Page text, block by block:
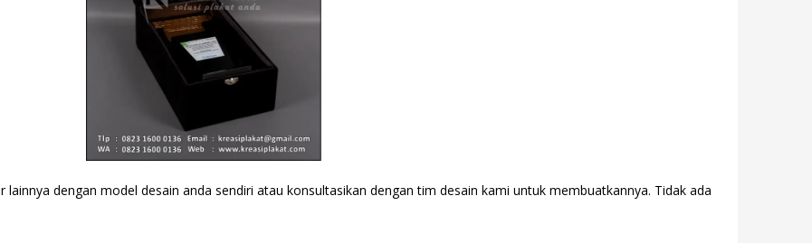
dengan model desain anda sendiri atau konsultasikan dengan tim desain kami untuk membuatkannya. Tidak ada